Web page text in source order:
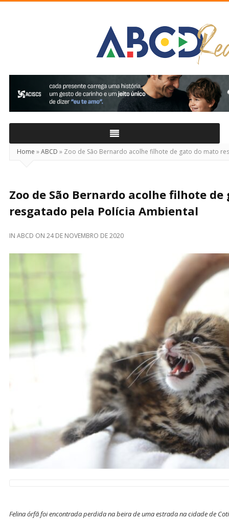
Home »ABCD » Zoo de São Bernardo acolhe filhote de gato do mato
Zoo de São Bernardo acolhe filhote
resgatado pela Polícia Ambiental
IN ABCD ON 24 DE NOVEMBRO DE 2020
Felina órfã foi encontrada perdida na beira de uma estrada na cidade de